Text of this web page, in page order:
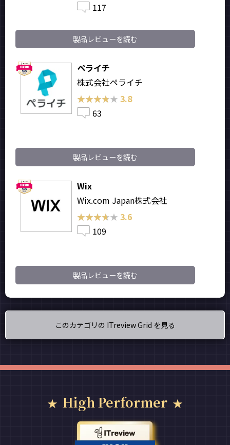
117
製品レビューを読む
ペライチ
株式会社ペライチ
★★★★★
★★★★★ 3.8
63
製品レビューを読む
Wix
Wix.com Japan株式会社
★★★★★
★★★★★ 3.6
109
製品レビューを読む
このカテゴリの ITreview Grid を見る
High Performer